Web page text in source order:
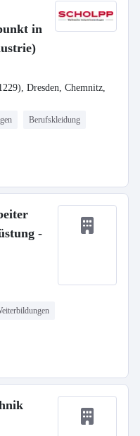
in
Dresden, Chemnitz,
Berufskleidung
-